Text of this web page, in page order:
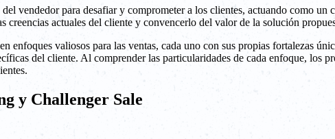
vendedor para desafiar y comprometer a los clientes, actuando como
creencias actuales del cliente y convencerlo del valor de la solución
valiosos para las ventas, cada uno con sus propias fortalezas
del cliente. Al comprender las particularidades de cada enfoque, los
y Challenger Sale